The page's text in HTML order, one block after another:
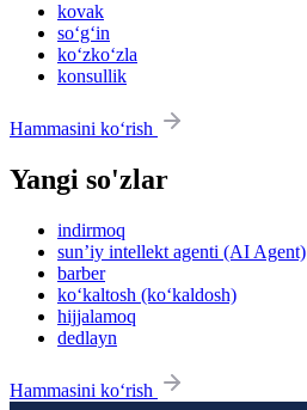
kovak
so‘g‘in
ko‘zko‘zla
konsullik
Hammasini ko‘rish
Yangi so'zlar
indirmoq
sun’iy intellekt agenti (AI Agent)
barber
ko‘kaltosh (ko‘kaldosh)
hijjalamoq
dedlayn
Hammasini ko‘rish